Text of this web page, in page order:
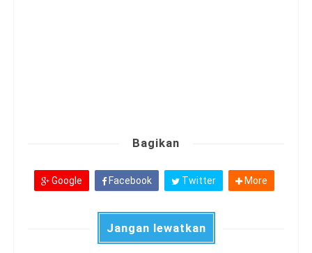
Bagikan
Google Facebook Twitter More
Jangan lewatkan